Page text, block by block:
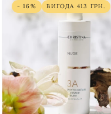
- 16% ВИГОДА 413 ГРН.